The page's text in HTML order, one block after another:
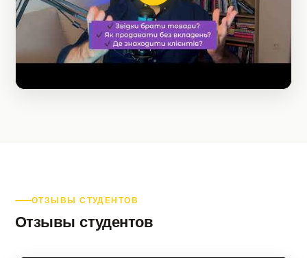
ОТЗЫВЫ СТУДЕНТОВ
Отзывы студентов